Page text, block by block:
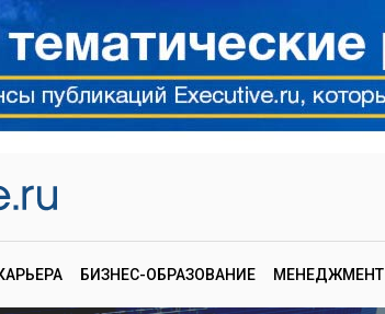
БИЗНЕС-ОБРАЗОВАНИЕ МЕНЕДЖМЕНТ